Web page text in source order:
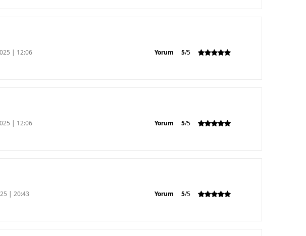
| 12:06 Yorum 5/5
| 12:06 Yorum 5/5
| 20:43 Yorum 5/5